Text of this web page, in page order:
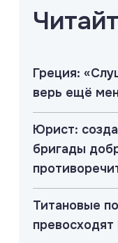
Греция:
верь ещё
Юрист:
бригады
Титановые